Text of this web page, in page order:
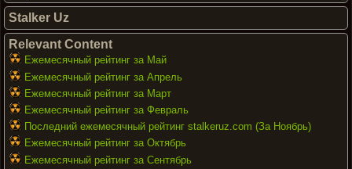
Stalker Uz
Relevant Content
Ежемесячный рейтинг за Май
Ежемесячный рейтинг за Апрель
Ежемесячный рейтинг за Март
Ежемесячный рейтинг за Февраль
Последний ежемесячный рейтинг stalkeruz.com (За Ноябрь)
Ежемесячный рейтинг за Октябрь
Ежемесячный рейтинг за Сентябрь